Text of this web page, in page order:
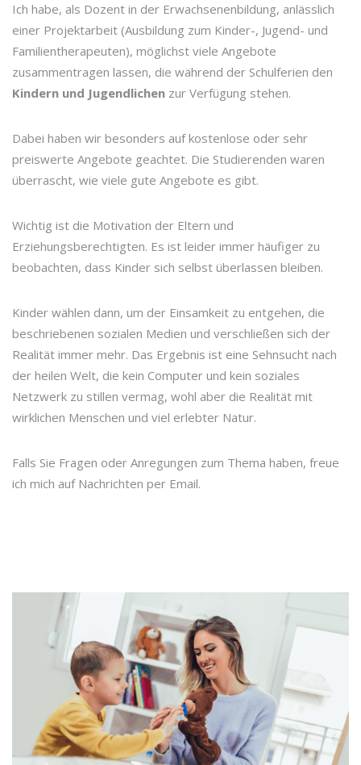
Ich habe, als Dozent in der Erwachsenenbildung, anlässlich
einer Projektarbeit (Ausbildung zum Kinder-, Jugend- und
Familientherapeuten), möglichst viele Angebote
zusammentragen lassen, die während der Schulferien den
Kindern und Jugendlichen zur Verfügung stehen.
Dabei haben wir besonders auf kostenlose oder sehr
preiswerte Angebote geachtet. Die Studierenden waren
überrascht, wie viele gute Angebote es gibt.
Wichtig ist die Motivation der Eltern und
Erziehungsberechtigten. Es ist leider immer häufiger zu
beobachten, dass Kinder sich selbst überlassen bleiben.
Kinder wählen dann, um der Einsamkeit zu entgehen, die
beschriebenen sozialen Medien und verschließen sich der
Realität immer mehr. Das Ergebnis ist eine Sehnsucht nach
der heilen Welt, die kein Computer und kein soziales
Netzwerk zu stillen vermag, wohl aber die Realität mit
wirklichen Menschen und viel erlebter Natur.
Falls Sie Fragen oder Anregungen zum Thema haben, freue
ich mich auf Nachrichten per Email.